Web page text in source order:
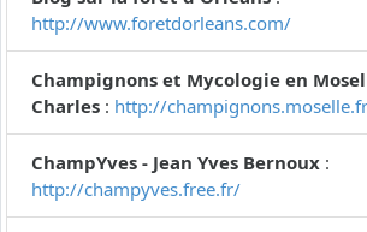
http://www.foretdorleans.com/
Champignons et Mycologie en
Charles : http://
ChampYves - Jean Yves Bernoux :
http://champyves.free.fr/